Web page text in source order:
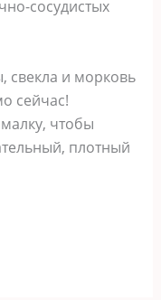
сосудистых
свекла и морковь
сейчас!
чтобы
плотный